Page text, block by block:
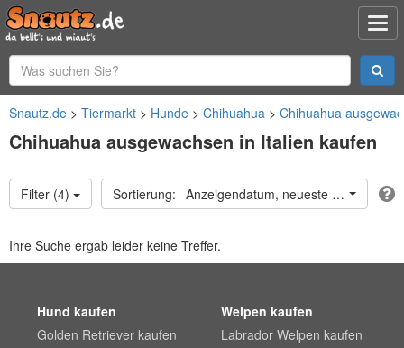
Snautz.de Tiermarkt Hunde Chihuahua Chihuahua
Chihuahua ausgewachsen in Italien kaufen
Filter (4) Anzeigendatum, neueste oben
Ihre Suche ergab leider keine Treffer.
Hund kaufen
Golden Retriever kaufen
Welpen kaufen
Labrador Welpen kaufen